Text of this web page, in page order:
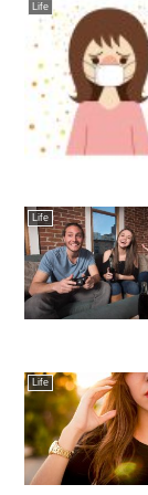
Life
Life
Life